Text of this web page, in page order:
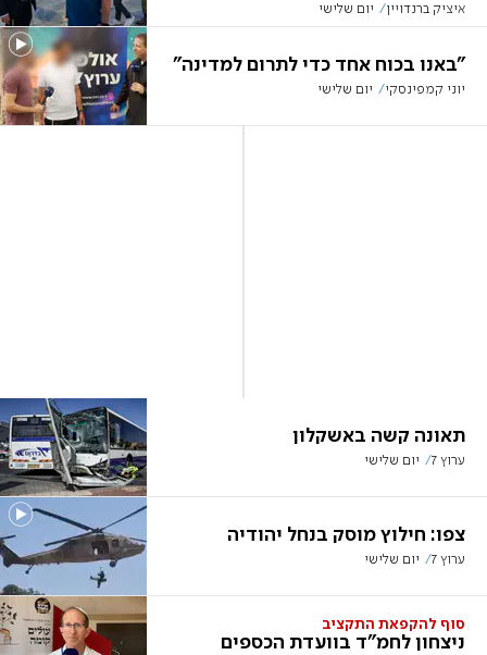
איציק ברנדויין יום שלישי
"באנו בכוח אחד כדי לתרום למדינה"
יוני קמפינסקי יום שלישי
תאונה קשה באשקלון
ערוץ 7 יום שלישי
צפו: חילוץ מוסק בנחל יהודיה
ערוץ 7 יום שלישי
סוף להקפאת התקציב
ניצחון לחמ"ד בוועדת הכספים